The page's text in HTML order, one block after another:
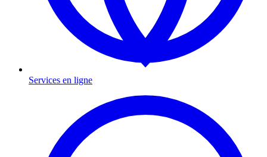
Services en ligne